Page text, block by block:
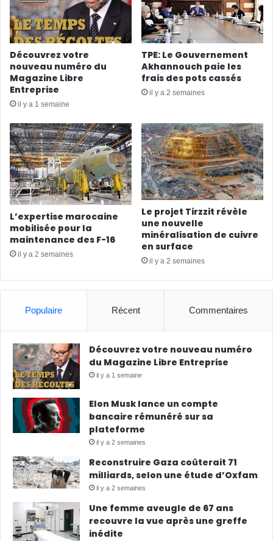
Découvrez votre
nouveau numéro du
Magazine Libre
Entreprise
il y a 1 semaine
TPE: Le Gouvernement
Akhannouch paie les
frais des pots cassés
il y a 2 semaines
L’expertise marocaine
mobilisée pour la
maintenance des F-16
il y a 2 semaines
Le projet Tirzzit révèle
une nouvelle
minéralisation de cuivre
en surface
il y a 2 semaines
Populaire Récent Commentaires
Découvrez votre nouveau numéro
du Magazine Libre Entreprise
il y a 1 semaine
Elon Musk lance un compte
bancaire rémunéré sur sa
plateforme
il y a 2 semaines
Reconstruire Gaza coûterait 71
milliards, selon une étude d’Oxfam
il y a 2 semaines
Une femme aveugle de 67 ans
recouvre la vue après une greffe
inédite